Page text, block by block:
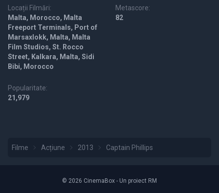
Locații Filmări:
Malta, Morocco, Malta
Freeport Terminals, Port of
Marsaxlokk, Malta, Malta
Film Studios, St. Rocco
Street, Kalkara, Malta, Sidi
Bibi, Morocco
Metascore:
82
Popularitate:
21,979
Filme Acțiune 2013 Captain Phillips
© 2026 CinemaBox - Un proiect RM